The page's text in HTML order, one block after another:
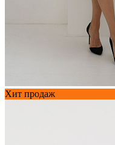
Хит продаж